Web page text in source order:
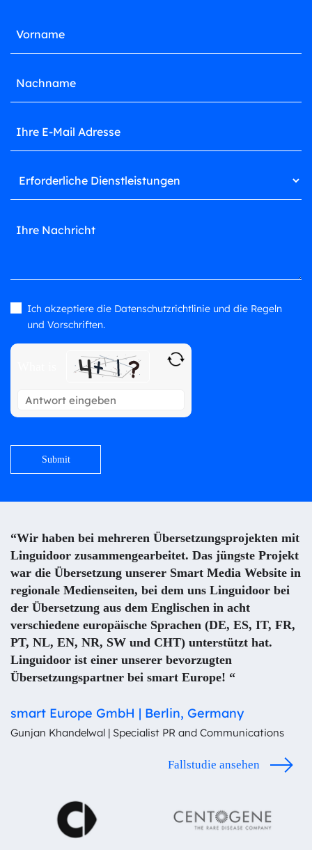
Please leave this field empty.
Ich akzeptiere die Datenschutzrichtlinie und die Regeln
und Vorschriften.
the
problem
shown
in
continue.
“Wir haben bei mehreren Übersetzungsprojekten mit
Linguidoor zusammengearbeitet. Das jüngste Projekt
war die Übersetzung unserer Smart Media Website in
regionale Medienseiten, bei dem uns Linguidoor bei
der Übersetzung aus dem Englischen in acht
verschiedene europäische Sprachen (DE, ES, IT, FR,
PT, NL, EN, NR, SW und CHT) unterstützt hat.
Linguidoor ist einer unserer bevorzugten
Übersetzungspartner bei smart Europe! “
smart Europe GmbH | Berlin, Germany
Gunjan Khandelwal | Specialist PR and Communications
Fallstudie ansehen